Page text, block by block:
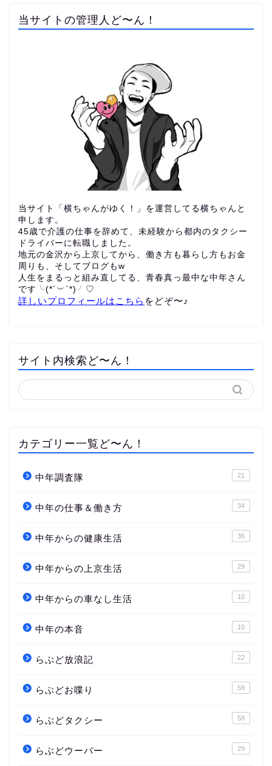
当サイトの管理人ど〜ん！
当サイト「横ちゃんがゆく！」を運営してる横ちゃんと
申します。
45歳で介護の仕事を辞めて、未経験から都内のタクシー
ドライバーに転職しました。
地元の金沢から上京してから、働き方も暮らし方もお金
周りも、 そしてブログもw
人生をまるっと組み直してる、青春真っ最中な中年さん
です╰(*´︶`*)╯♡
詳しいプロフィールはこちら をどぞ〜♪
サイト内検索ど〜ん！
カテゴリー一覧ど〜ん！
中年調査隊 21
中年の仕事＆働き方 34
中年からの健康生活 36
中年からの上京生活 29
中年からの車なし生活 10
中年の本音 10
らぶど放浪記 22
らぶどお喋り 59
らぶどタクシー 58
らぶどウーバー 29